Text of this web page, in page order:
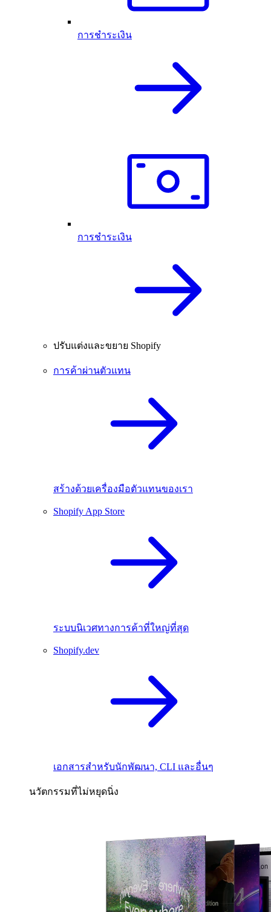
การชำระเงิน
การชำระเงิน
ปรับแต่งและขยาย Shopify
การค้าผ่านตัวแทน
สร้างด้วยเครื่องมือตัวแทนของเรา
Shopify App Store
ระบบนิเวศทางการค้าที่ใหญ่ที่สุด
Shopify.dev
เอกสารสำหรับนักพัฒนา, CLI และอื่นๆ
นวัตกรรมที่ไม่หยุดนิ่ง